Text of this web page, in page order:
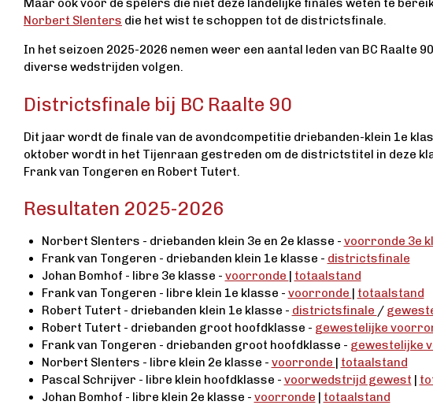
Maar ook voor de spelers die niet deze landelijke finales weten te
Norbert Slenters die het wist te schoppen tot de districtsfinale.
In het seizoen 2025-2026 nemen weer een aantal leden van BC Raalte
diverse wedstrijden volgen.
Districtsfinale bij BC Raalte 90
Dit jaar wordt de finale van de avondcompetitie driebanden-klein 1e
oktober wordt in het Tijenraan gestreden om de districtstitel in deze
Frank van Tongeren en Robert Tutert.
Resultaten 2025-2026
Norbert Slenters - driebanden klein 3e en 2e klasse - voorronde 3e
Frank van Tongeren - driebanden klein 1e klasse - districtsfinale
Johan Bomhof - libre 3e klasse - voorronde | totaalstand
Frank van Tongeren - libre klein 1e klasse - voorronde | totaalstand
Robert Tutert - driebanden klein 1e klasse - districtsfinale /
Robert Tutert - driebanden groot hoofdklasse - gewestelijke
Frank van Tongeren - driebanden groot hoofdklasse - gewestelijke
Norbert Slenters - libre klein 2e klasse - voorronde | totaalstand
Pascal Schrijver - libre klein hoofdklasse - voorwedstrijd gewest |
Johan Bomhof - libre klein 2e klasse - voorronde | totaalstand